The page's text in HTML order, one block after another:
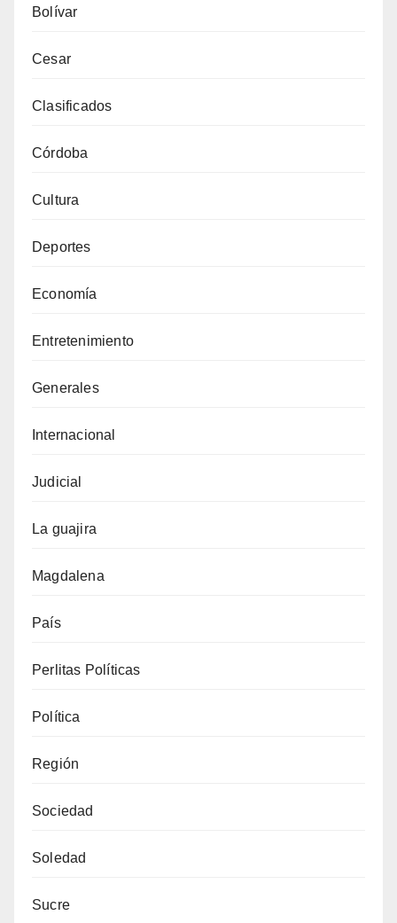
Bolívar
Cesar
Clasificados
Córdoba
Cultura
Deportes
Economía
Entretenimiento
Generales
Internacional
Judicial
La guajira
Magdalena
País
Perlitas Políticas
Política
Región
Sociedad
Soledad
Sucre